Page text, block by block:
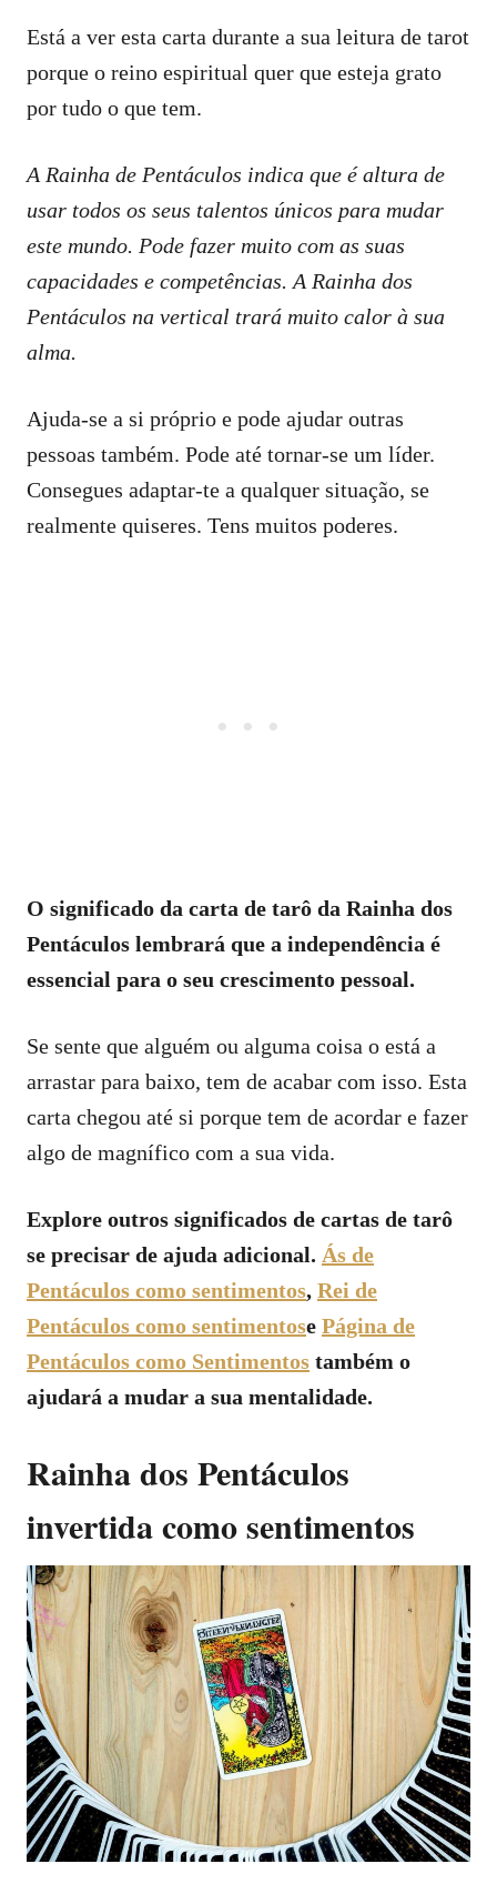
Está a ver esta carta durante a sua leitura de tarot
porque o reino espiritual quer que esteja grato
por tudo o que tem.
A Rainha de Pentáculos indica que é altura de
usar todos os seus talentos únicos para mudar
este mundo. Pode fazer muito com as suas
capacidades e competências. A Rainha dos
Pentáculos na vertical trará muito calor à sua
alma.
Ajuda-se a si próprio e pode ajudar outras
pessoas também. Pode até tornar-se um líder.
Consegues adaptar-te a qualquer situação, se
realmente quiseres. Tens muitos poderes.
O significado da carta de tarô da Rainha dos
Pentáculos lembrará que a independência é
essencial para o seu crescimento pessoal.
Se sente que alguém ou alguma coisa o está a
arrastar para baixo, tem de acabar com isso. Esta
carta chegou até si porque tem de acordar e fazer
algo de magnífico com a sua vida.
Explore outros significados de cartas de tarô
se precisar de ajuda adicional. Ás de
Pentáculos como sentimentos, Rei de
Pentáculos como sentimentose Página de
Pentáculos como Sentimentos também o
ajudará a mudar a sua mentalidade.
Rainha dos Pentáculos
invertida como sentimentos